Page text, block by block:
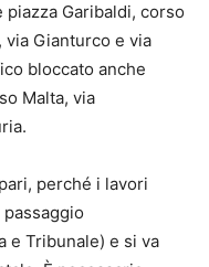
Garibaldi, corso
via Gianturco e via
bloccato anche
Malta, via
perché i lavori
e Tribunale) e si va